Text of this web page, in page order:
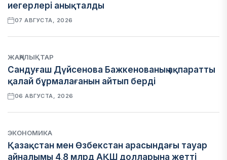
иегерлері анықталды
07 АВГУСТА, 2026
ЖАҢАЛЫҚТАР
Сандуғаш Дүйсенова Бажкенованың ақпаратты
қалай бұрмалағанын айтып берді
06 АВГУСТА, 2026
ЭКОНОМИКА
Қазақстан мен Өзбекстан арасындағы тауар
айналымы 4,8 млрд АҚШ долларына жетті